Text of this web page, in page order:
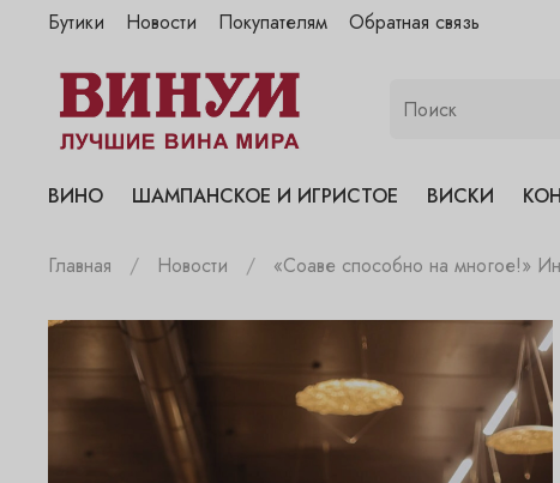
Бутики
"Винум" на Полянке
"Винум" на Гранатном
"Винум" на Сухаревском
"Винум" на Садовнической
Новости Покупателям Обратная связь
ВИНО ШАМПАНСКОЕ И ИГРИСТОЕ ВИСКИ
Главная Новости «Соаве способно на многое!»